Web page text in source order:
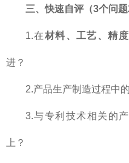
三、快速自评（3个问题
1.在材料、工艺、精
进？
2.产品生产制造过程中
3.与专利技术相关的
上？